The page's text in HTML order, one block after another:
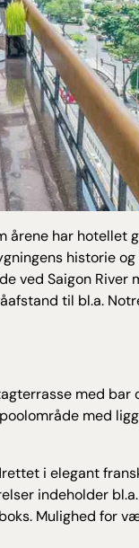
årene har hotellet
historie og
ved Saigon River
til bl.a.
med bar
med
i elegant
indeholder
Mulighed for